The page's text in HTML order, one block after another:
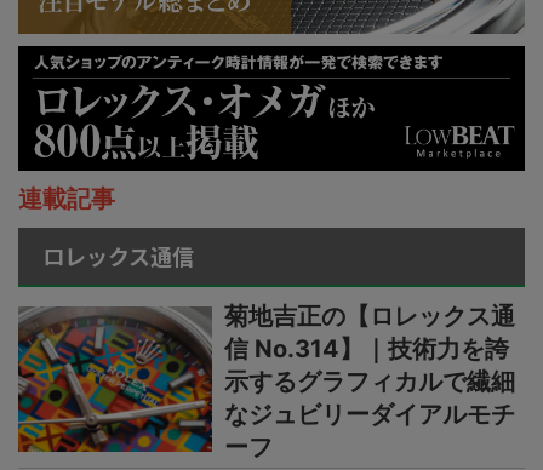
連載記事
ロレックス通信
菊地吉正の【ロレックス通
信 No.314】｜技術力を誇
示するグラフィカルで繊細
なジュビリーダイアルモチ
ーフ